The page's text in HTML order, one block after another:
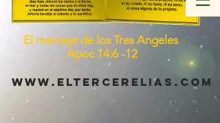
El mensaje de los Tres Angeles
Apoc 14:6 -12
www.eltercerelias.com